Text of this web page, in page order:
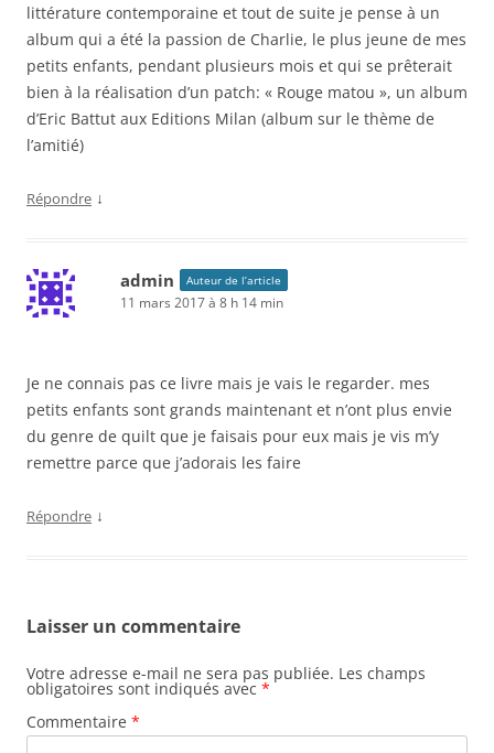
littérature contemporaine et tout de suite je pense à un
album qui a été la passion de Charlie, le plus jeune de mes
petits enfants, pendant plusieurs mois et qui se prêterait
bien à la réalisation d’un patch: « Rouge matou », un album
d’Eric Battut aux Editions Milan (album sur le thème de
l’amitié)
Répondre ↓
admin Auteur de l’article
11 mars 2017 à 8 h 14 min
Je ne connais pas ce livre mais je vais le regarder. mes
petits enfants sont grands maintenant et n’ont plus envie
du genre de quilt que je faisais pour eux mais je vis m’y
remettre parce que j’adorais les faire
Répondre ↓
Laisser un commentaire
Votre adresse e-mail ne sera pas publiée. Les champs
obligatoires sont indiqués avec *
Commentaire *